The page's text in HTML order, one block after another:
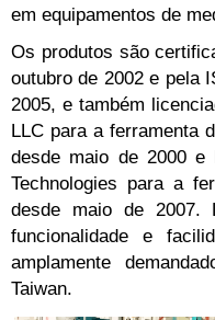
em equipamentos de
Os produtos são
outubro de 2002 e pela
2005, e também
LLC para a ferramenta
desde maio de 2000 e
Technologies para a
desde maio de 2007.
funcionalidade e
amplamente
Taiwan.